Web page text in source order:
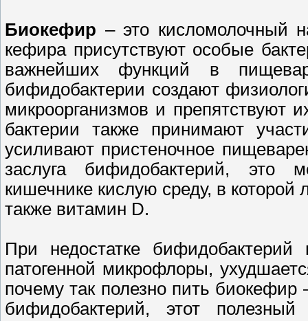
Биокефир – это кисломолочный
кефира присутствуют особые
важнейших функций в
бифидобактерии создают
микроорганизмов и препятствуют
бактерии также принимают
усиливают пристеночное
заслуга бифидобактерий, это
кишечнике кислую среду, в которой
также витамин D.
При недостатке
патогенной микрофлоры,
почему так полезно пить биокефир
бифидобактерий, этот